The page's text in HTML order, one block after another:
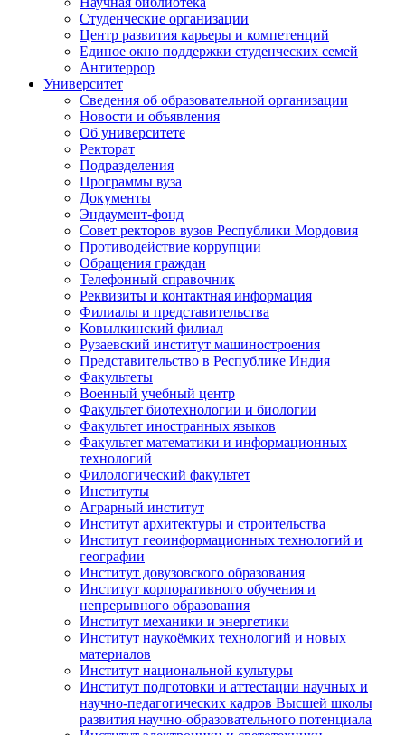
Студенческие организации
Центр развития карьеры и компетенций
Единое окно поддержки студенческих семей
Антитеррор
Университет
Сведения об образовательной организации
Новости и объявления
Об университете
Ректорат
Подразделения
Программы вуза
Документы
Эндаумент-фонд
Совет ректоров вузов Республики Мордовия
Противодействие коррупции
Обращения граждан
Телефонный справочник
Реквизиты и контактная информация
Филиалы и представительства
Ковылкинский филиал
Рузаевский институт машиностроения
Представительство в Республике Индия
Факультеты
Военный учебный центр
Факультет биотехнологии и биологии
Факультет иностранных языков
Факультет математики и информационных
технологий
Филологический факультет
Институты
Аграрный институт
Институт архитектуры и строительства
Институт геоинформационных технологий и
географии
Институт довузовского образования
Институт корпоративного обучения и
непрерывного образования
Институт механики и энергетики
Институт наукоёмких технологий и новых
материалов
Институт национальной культуры
Институт подготовки и аттестации научных и
научно-педагогических кадров Высшей школы
развития научно-образовательного потенциала